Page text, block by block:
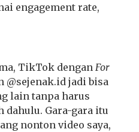
engagement rate,
TikTok dengan For
@sejenak.id jadi bisa
lain tanpa harus
dahulu. Gara-gara itu
nonton video saya,